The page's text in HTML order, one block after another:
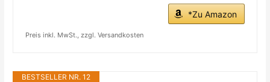
*Zu Amazon
Preis inkl. MwSt., zzgl. Versandkosten
BESTSELLER NR. 12